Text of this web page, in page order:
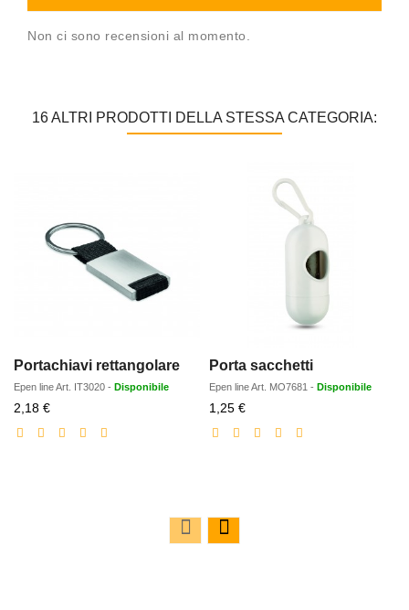
Non ci sono recensioni al momento.
16 ALTRI PRODOTTI DELLA STESSA CATEGORIA:
Portachiavi rettangolare
Epen lineArt. IT3020 - Disponibile
2,18 €Prezzo
scontato
Porta sacchetti
Epen lineArt. MO7681 - Disponibile
1,25 €Prezzo
scontato